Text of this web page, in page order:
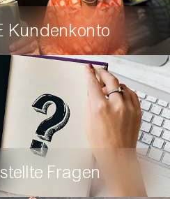
Kundenkonto